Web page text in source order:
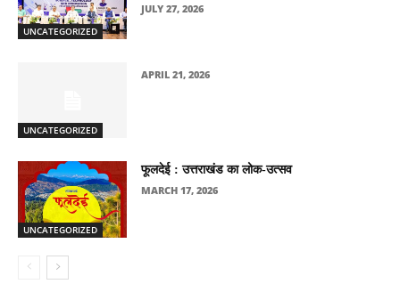
UNCATEGORIZED
JULY 27, 2026
UNCATEGORIZED
APRIL 21, 2026
UNCATEGORIZED
फूलदेई : उत्तराखंड का लोक-उत्सव
MARCH 17, 2026